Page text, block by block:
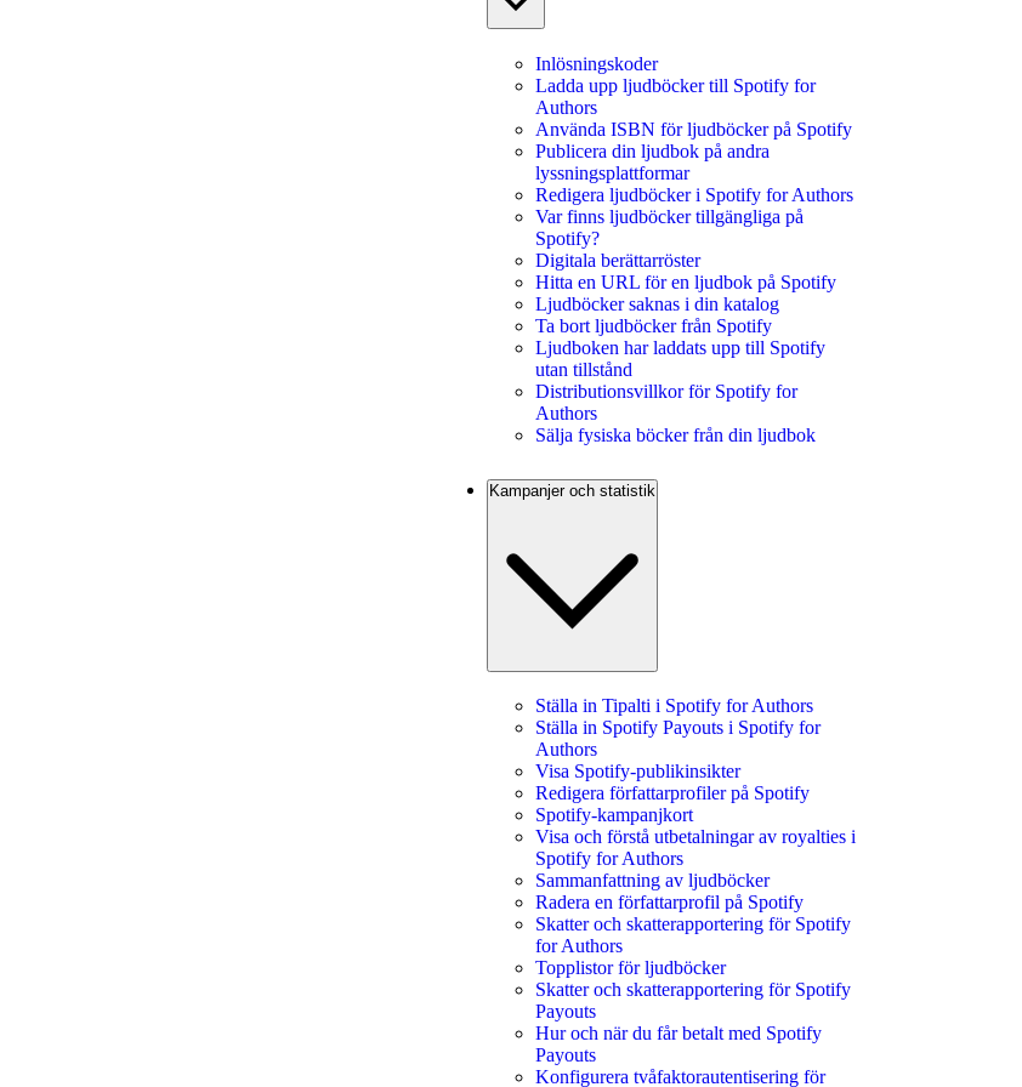
Inlösningskoder
Ladda upp ljudböcker till Spotify for
Authors
Använda ISBN för ljudböcker på Spotify
Publicera din ljudbok på andra
lyssningsplattformar
Redigera ljudböcker i Spotify for Authors
Var finns ljudböcker tillgängliga på
Spotify?
Digitala berättarröster
Hitta en URL för en ljudbok på Spotify
Ljudböcker saknas i din katalog
Ta bort ljudböcker från Spotify
Ljudboken har laddats upp till Spotify
utan tillstånd
Distributionsvillkor för Spotify for
Authors
Sälja fysiska böcker från din ljudbok
Kampanjer och statistik
Ställa in Tipalti i Spotify for Authors
Ställa in Spotify Payouts i Spotify for
Authors
Visa Spotify-publikinsikter
Redigera författarprofiler på Spotify
Spotify-kampanjkort
Visa och förstå utbetalningar av royalties i
Spotify for Authors
Sammanfattning av ljudböcker
Radera en författarprofil på Spotify
Skatter och skatterapportering för Spotify
for Authors
Topplistor för ljudböcker
Skatter och skatterapportering för Spotify
Payouts
Hur och när du får betalt med Spotify
Payouts
Konfigurera tvåfaktorautentisering för